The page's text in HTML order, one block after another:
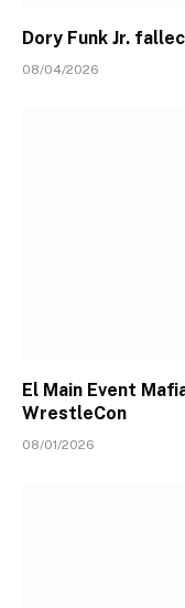
Dory Funk Jr.
08/04/2026
El Main Event
WrestleCon
08/01/2026